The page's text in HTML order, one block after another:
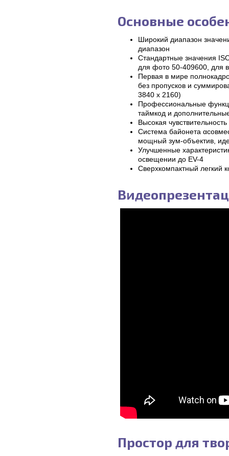
Основные
Широкий диапазон
диапазон
Стандартные значения
для фото 50-409600, для
Первая в мире
без пропусков и
3840 x 2160)
Профессиональные
таймкод и
Высокая
Система байонета
мощный зум-объектив,
Улучшенные
освещении до EV-4
Сверхкомпактный легкий
Простор для